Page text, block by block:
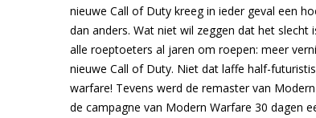
nieuwe Call of Duty kreeg in ieder geval een
dan anders. Wat niet wil zeggen dat het slecht
alle roeptoeters al jaren om roepen: meer
nieuwe Call of Duty. Niet dat laffe half-
warfare! Tevens werd de remaster van
de campagne van Modern Warfare 30 dagen